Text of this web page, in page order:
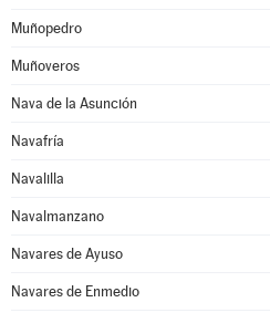
Muñopedro
Muñoveros
Nava de la Asunción
Navafría
Navalilla
Navalmanzano
Navares de Ayuso
Navares de Enmedio